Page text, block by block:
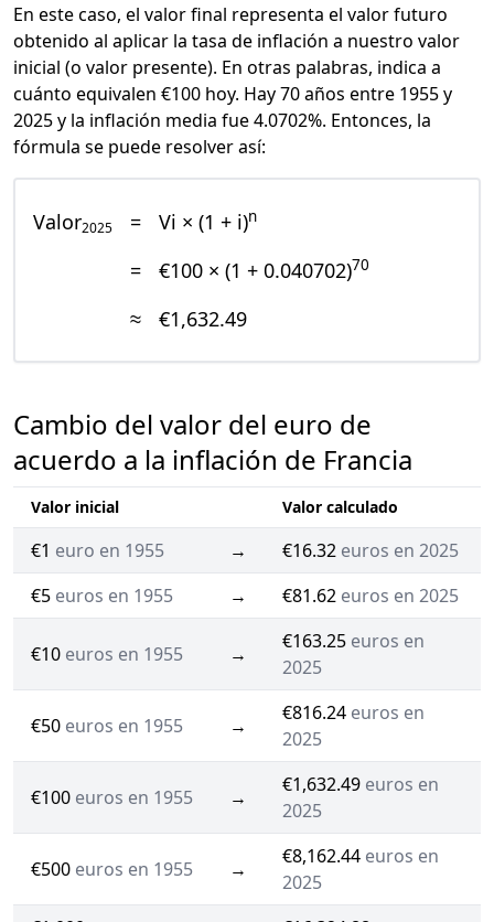
En este caso, el valor final representa el valor futuro
obtenido al aplicar la tasa de inflación a nuestro valor
inicial (o valor presente). En otras palabras, indica a
cuánto equivalen €100 hoy. Hay 70 años entre 1955 y
2025 y la inflación media fue 4.0702%. Entonces, la
fórmula se puede resolver así:
Valor2025 = Vi × (1 + i)n
= €100 × (1 + 0.040702)70
≈ €1,632.49
Cambio del valor del euro de
acuerdo a la inflación de Francia
Valor inicial Valor calculado
€1 euro en 1955 → €16.32 euros en 2025
€5 euros en 1955 → €81.62 euros en 2025
€10 euros en 1955 →
€163.25 euros en
2025
€50 euros en 1955 →
€816.24 euros en
2025
€100 euros en 1955 →
€1,632.49 euros en
2025
€500 euros en 1955 →
€8,162.44 euros en
2025